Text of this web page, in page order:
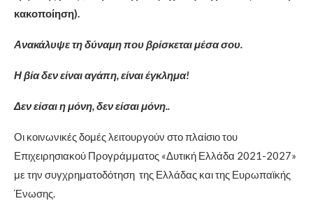
κακοποίηση).
Ανακάλυψε τη δύναμη που βρίσκεται μέσα σου.
Η βία δεν είναι αγάπη, είναι έγκλημα!
Δεν είσαι η μόνη, δεν είσαι μόνη..
Οι κοινωνικές δομές λειτουργούν στο πλαίσιο του
Επιχειρησιακού Προγράμματος «Δυτική Ελλάδα 2021-2027»
με την συγχρηματοδότηση της Ελλάδας και της Ευρωπαϊκής
Ένωσης.